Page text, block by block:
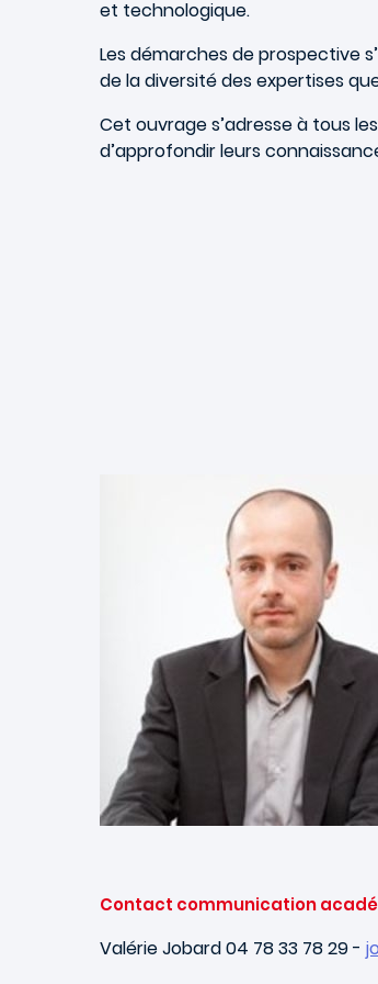
et technologique.
Les démarches de prospective
de la diversité des expertises
Cet ouvrage s’adresse à tous
d’approfondir leurs
Contact communication
Valérie Jobard 04 78 33 78 29 -